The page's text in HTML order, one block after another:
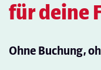
für deine
Ohne Buchung,